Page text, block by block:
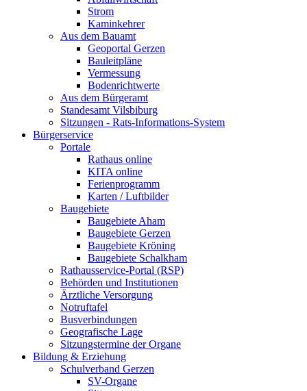
Strom
Kaminkehrer
Aus dem Bauamt
Geoportal Gerzen
Bauleitpläne
Vermessung
Bodenrichtwerte
Aus dem Bürgeramt
Standesamt Vilsbiburg
Sitzungen - Rats-Informations-System
Bürgerservice
Portale
Rathaus online
KITA online
Ferienprogramm
Karten / Luftbilder
Baugebiete
Baugebiete Aham
Baugebiete Gerzen
Baugebiete Kröning
Baugebiete Schalkham
Rathausservice-Portal (RSP)
Behörden und Institutionen
Ärztliche Versorgung
Notruftafel
Busverbindungen
Geografische Lage
Sitzungstermine der Organe
Bildung & Erziehung
Schulverband Gerzen
SV-Organe